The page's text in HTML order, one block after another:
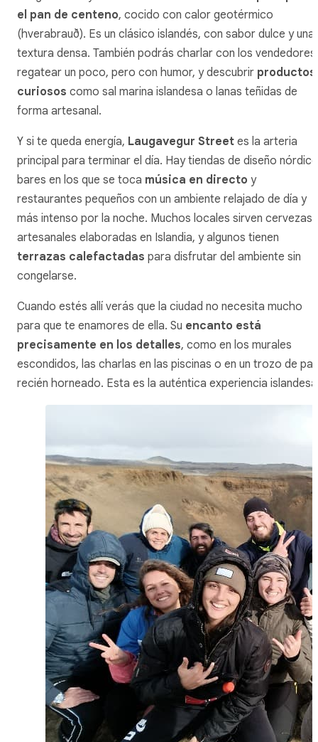
el pan de centeno, cocido con calor geotérmico
(hverabrauð). Es un clásico islandés, con sabor dulce y una
textura densa. También podrás charlar con los vendedores,
regatear un poco, pero con humor, y descubrir productos
curiosos como sal marina islandesa o lanas teñidas de
forma artesanal.
Y si te queda energía, Laugavegur Street es la arteria
principal para terminar el día. Hay tiendas de diseño
bares en los que se toca música en directo y
restaurantes pequeños con un ambiente relajado de día y
más intenso por la noche. Muchos locales sirven cervezas
artesanales elaboradas en Islandia, y algunos tienen
terrazas calefactadas para disfrutar del ambiente sin
congelarse.
Cuando estés allí verás que la ciudad no necesita mucho
para que te enamores de ella. Su encanto está
precisamente en los detalles, como en los murales
escondidos, las charlas en las piscinas o en un trozo de pan
recién horneado. Esta es la auténtica experiencia